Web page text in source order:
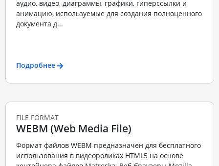
аудио, видео, диаграммы, графики, гиперссылки и
анимацию, используемые для создания полноценного
документа д...
Подробнее
FILE FORMAT
WEBM (Web Media File)
Формат файлов WEBM предназначен для бесплатного
использования в видеороликах HTML5 на основе